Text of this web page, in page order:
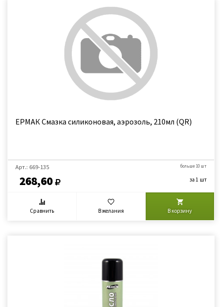
ЕРМАК Смазка силиконовая, аэрозоль, 210мл (QR)
Арт.: 669-135
268,60
больше 10 шт
за 1 шт
Сравнить В желания В корзину